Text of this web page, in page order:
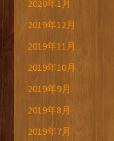
2020年1月
2019年12月
2019年11月
2019年10月
2019年9月
2019年8月
2019年7月